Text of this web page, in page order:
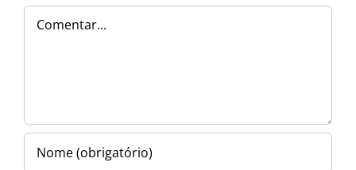
Comentar